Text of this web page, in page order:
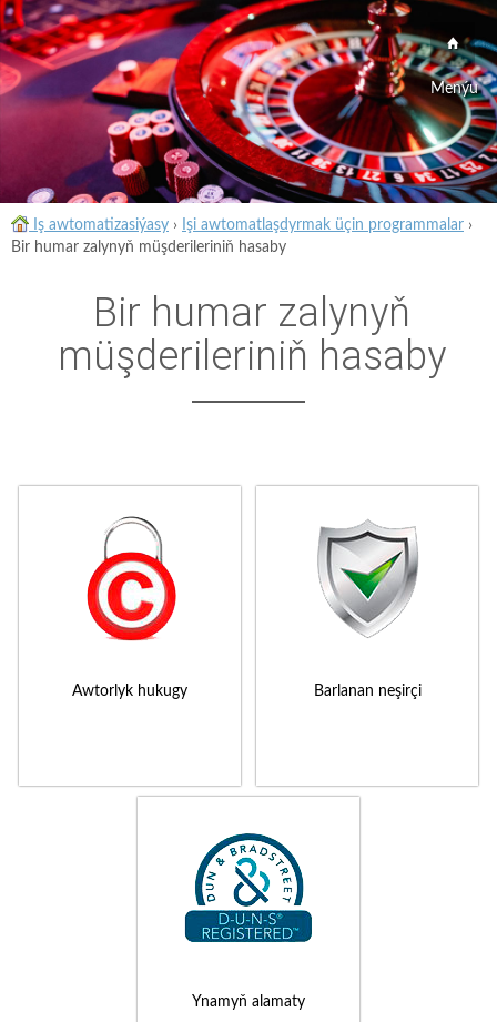
Menýu
Iş awtomatizasiýasy › Işi awtomatlaşdyrmak üçin programmalar ›
Bir humar zalynyň müşderileriniň hasaby
Bir humar zalynyň
müşderileriniň hasaby
Awtorlyk hukugy Barlanan neşirçi
Ynamyň alamaty